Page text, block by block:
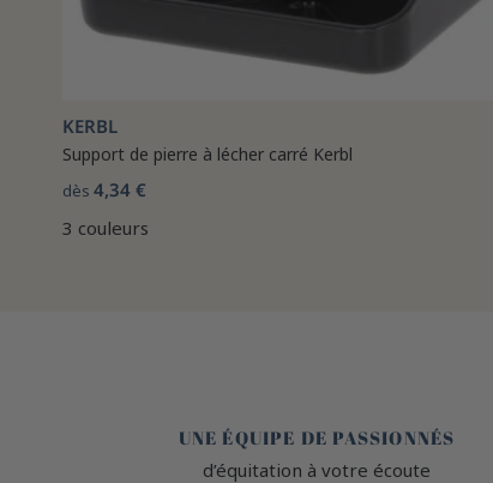
KERBL
Support de pierre à lécher carré Kerbl
dès4,34 €
3 couleurs
UNE ÉQUIPE DE PASSIONNÉS
d’équitation à votre écoute